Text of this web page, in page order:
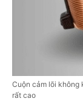
Cuộn cảm lõi không
rất cao